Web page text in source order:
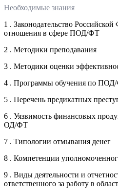
Необходимые знания
1 . Законодательство
отношения в сфере ПОД/ФТ
2 . Методики преподавания
3 . Методики оценки
4 . Программы обучения по
5 . Перечень предикатных
6 . Уязвимость финансовых
ОД/ФТ
7 . Типологии отмывания денег
8 . Компетенции
9 . Виды деятельности и
ответственного за работу в